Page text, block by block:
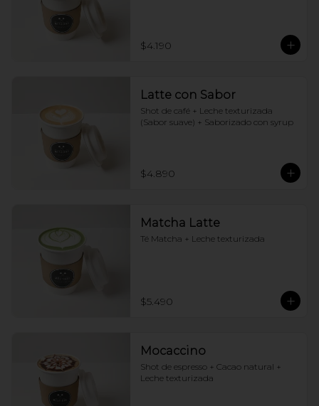
$4.190
Latte con Sabor
Shot de café + Leche texturizada
(Sabor suave) + Saborizado con syrup
$4.890
Matcha Latte
Té Matcha + Leche texturizada
$5.490
Mocaccino
Shot de espresso + Cacao natural +
Leche texturizada